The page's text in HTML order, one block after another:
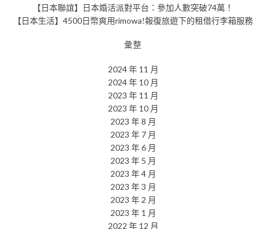
【日本聯誼】日本婚活派對平台：參加人數突破74萬！
【日本生活】4500日幣爽用rimowa!報復旅遊下的租借行李箱服務
彙整
2024 年 11 月
2024 年 10 月
2023 年 11 月
2023 年 10 月
2023 年 8 月
2023 年 7 月
2023 年 6 月
2023 年 5 月
2023 年 4 月
2023 年 3 月
2023 年 2 月
2023 年 1 月
2022 年 12 月